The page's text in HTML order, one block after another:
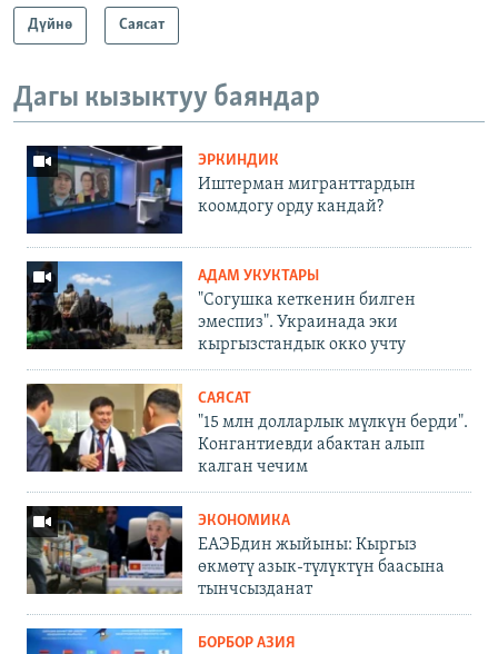
Дүйнө Саясат
Дагы кызыктуу баяндар
ЭРКИНДИК
Иштерман мигранттардын
коомдогу орду кандай?
АДАМ УКУКТАРЫ
"Согушка кеткенин билген
эмеспиз". Украинада эки
кыргызстандык окко учту
САЯСАТ
"15 млн долларлык мүлкүн берди".
Конгантиевди абактан алып
калган чечим
ЭКОНОМИКА
ЕАЭБдин жыйыны: Кыргыз
өкмөтү азык-түлүктүн баасына
тынчсызданат
БОРБОР АЗИЯ